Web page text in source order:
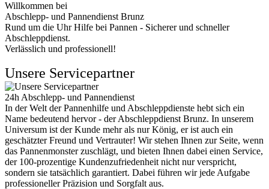
Willkommen bei
Abschlepp- und Pannendienst Brunz
Rund um die Uhr Hilfe bei Pannen - Sicherer und schneller
Abschleppdienst.
Verlässlich und professionell!
Unsere Servicepartner
24h Abschlepp- und Pannendienst
In der Welt der Pannenhilfe und Abschleppdienste hebt sich ein
Name bedeutend hervor - der Abschleppdienst Brunz. In unserem
Universum ist der Kunde mehr als nur König, er ist auch ein
geschätzter Freund und Vertrauter! Wir stehen Ihnen zur Seite, wenn
das Pannenmonster zuschlägt, und bieten Ihnen dabei einen Service,
der 100-prozentige Kundenzufriedenheit nicht nur verspricht,
sondern sie tatsächlich garantiert. Dabei führen wir jede Aufgabe
professioneller Präzision und Sorgfalt aus.